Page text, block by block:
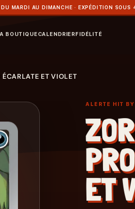
DU MARDI AU DIMANCHE · EXPÉDITION SOUS
BOUTIQUECALENDRIERFIDÉLITÉ
ET VIOLET
ALERTE HIT
ET